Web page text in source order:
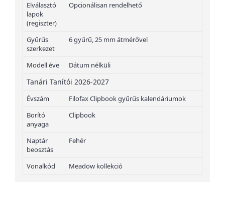
Elválasztó
lapok
(regiszter)
Opcionálisan rendelhető
Gyűrűs
szerkezet
6 gyűrű, 25 mm átmérővel
Modell éve Dátum nélküli
Tanári Tanítói 2026-2027
Évszám
Filofax Clipbook gyűrűs kalendáriumok
Borító
anyaga
Clipbook
Naptár
beosztás
Fehér
Vonalkód Meadow kollekció